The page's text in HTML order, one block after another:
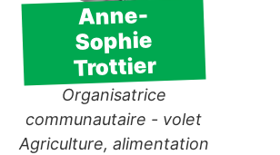
Anne-
Sophie
Trottier
Organisatrice
communautaire - volet
Agriculture, alimentation